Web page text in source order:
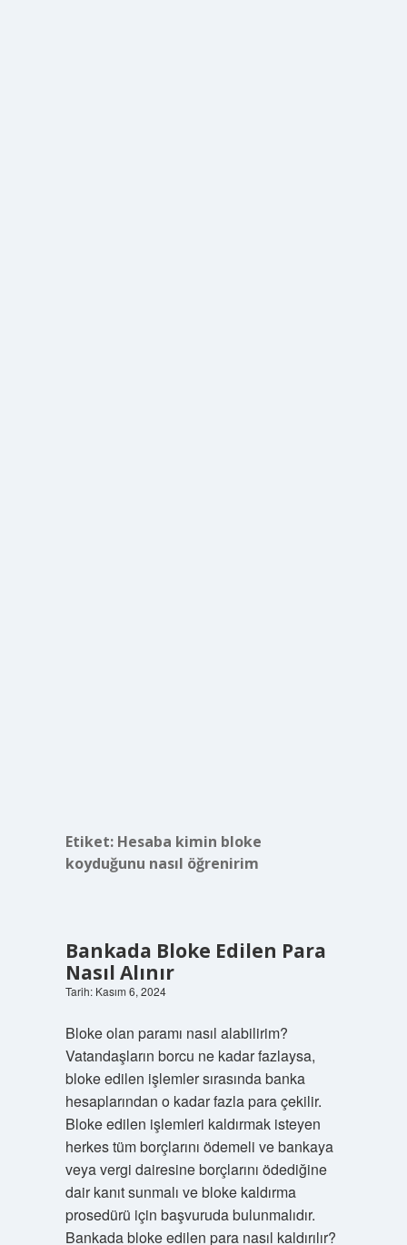
Etiket: Hesaba kimin bloke
koyduğunu nasıl öğrenirim
Bankada Bloke Edilen Para
Nasıl Alınır
Tarih: Kasım 6, 2024
Bloke olan paramı nasıl alabilirim?
Vatandaşların borcu ne kadar fazlaysa,
bloke edilen işlemler sırasında banka
hesaplarından o kadar fazla para çekilir.
Bloke edilen işlemleri kaldırmak isteyen
herkes tüm borçlarını ödemeli ve bankaya
veya vergi dairesine borçlarını ödediğine
dair kanıt sunmalı ve bloke kaldırma
prosedürü için başvuruda bulunmalıdır.
Bankada bloke edilen para nasıl kaldırılır?